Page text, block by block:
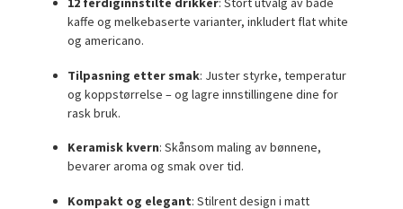
kaffe og melkebaserte varianter, inkludert flat white
og americano.
Tilpasning etter smak: Juster styrke, temperatur
og koppstørrelse – og lagre innstillingene dine for
rask bruk.
Keramisk kvern: Skånsom maling av bønnene,
bevarer aroma og smak over tid.
Kompakt og elegant: Stilrent design i matt